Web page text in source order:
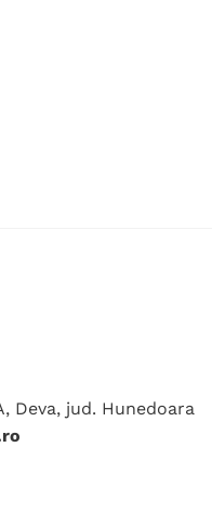
Deva, jud. Hunedoara